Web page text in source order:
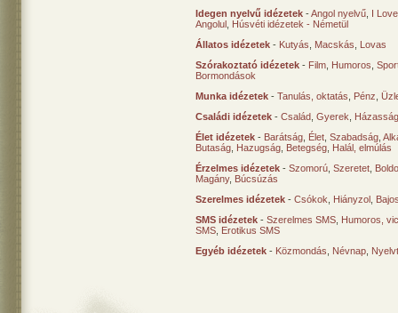
Idegen nyelvű idézetek -Angol nyelvű I
Angolul Húsvéti idézetek - Németül
Állatos idézetek - Kutyás Macskás
Lovas
Szórakoztató idézetek - Film Humoros
Bormondások
Munka idézetek - Tanulás, oktatás Pénz
Családi idézetek - Család Gyerek
Élet idézetek - Barátság Élet Szabadság
Butaság Hazugság Betegség Halál, elmúlás
Érzelmes idézetek - Szomorú Szeretet
Magány, Búcsúzás
Szerelmes idézetek - Csókok Hiányzol
SMS idézetek - Szerelmes SMS Humoros,
SMS Erotikus SMS
Egyéb idézetek - Közmondás Névnap